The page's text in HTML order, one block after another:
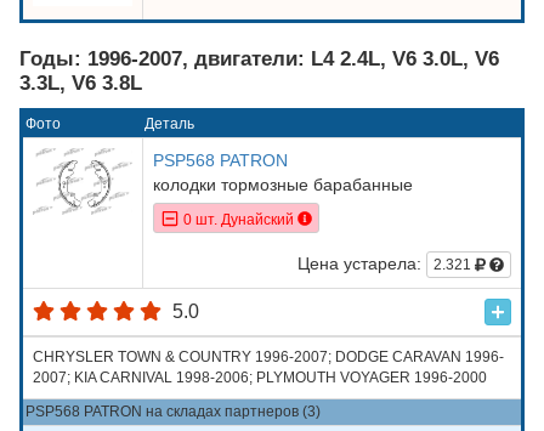
Годы: 1996-2007, двигатели: L4 2.4L, V6 3.0L, V6
3.3L, V6 3.8L
Фото Деталь
PSP568 PATRON
колодки тормозные барабанные
0 шт. Дунайский
Цена устарела: 2.321
5.0
CHRYSLER TOWN & COUNTRY 1996-2007; DODGE CARAVAN 1996-
2007; KIA CARNIVAL 1998-2006; PLYMOUTH VOYAGER 1996-2000
PSP568 PATRON на складах партнеров (3)